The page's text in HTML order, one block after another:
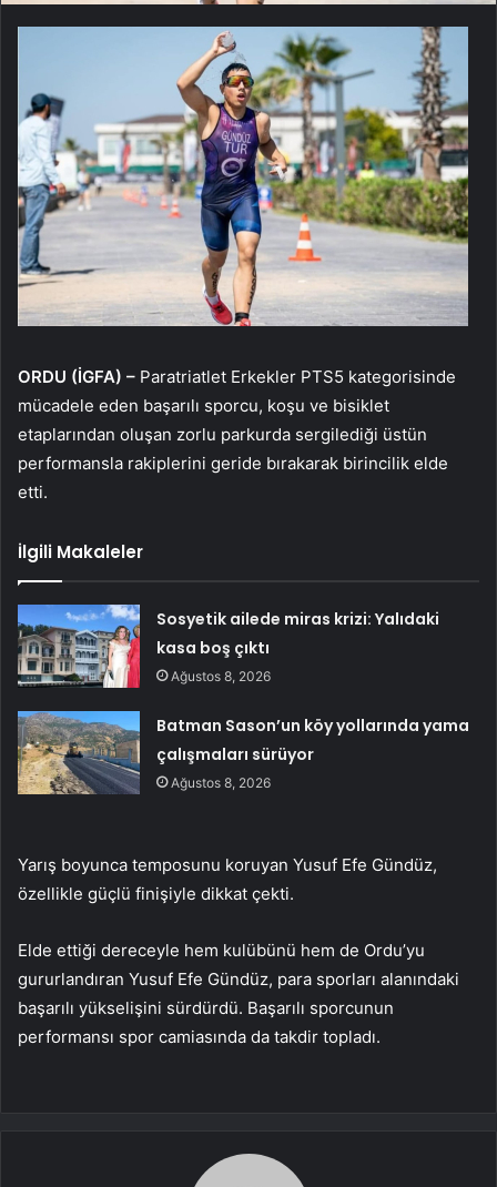
ORDU (İGFA) – Paratriatlet Erkekler PTS5 kategorisinde
mücadele eden başarılı sporcu, koşu ve bisiklet
etaplarından oluşan zorlu parkurda sergilediği üstün
performansla rakiplerini geride bırakarak birincilik elde
etti.
İlgili Makaleler
Sosyetik ailede miras krizi: Yalıdaki
kasa boş çıktı
Ağustos 8, 2026
Batman Sason’un köy yollarında yama
çalışmaları sürüyor
Ağustos 8, 2026
Yarış boyunca temposunu koruyan Yusuf Efe Gündüz,
özellikle güçlü finişiyle dikkat çekti.
Elde ettiği dereceyle hem kulübünü hem de Ordu’yu
gururlandıran Yusuf Efe Gündüz, para sporları alanındaki
başarılı yükselişini sürdürdü. Başarılı sporcunun
performansı spor camiasında da takdir topladı.